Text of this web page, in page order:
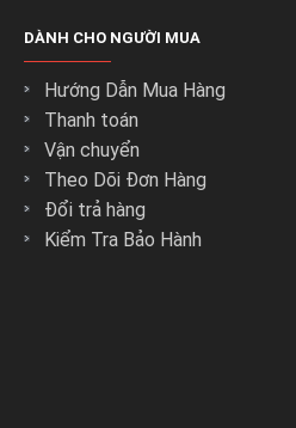
tốt nhất của zSofa thiết kế
nguyên vật liệu cao cấp
cấp uy tín.
phẩm của zSofa có độ bền và
nhỏ nhất để khách hàng an
sofa da bò nhập khẩu tiên tiến
lượng cho ghế.
móc hiện đại với năng suất
khâu.
hàng những sản phẩm ghế
DÀNH CHO NGƯỜI MUA
Hướng Dẫn Mua Hàng
Thanh toán
Vận chuyển
Theo Dõi Đơn Hàng
Đổi trả hàng
Kiểm Tra Bảo Hành